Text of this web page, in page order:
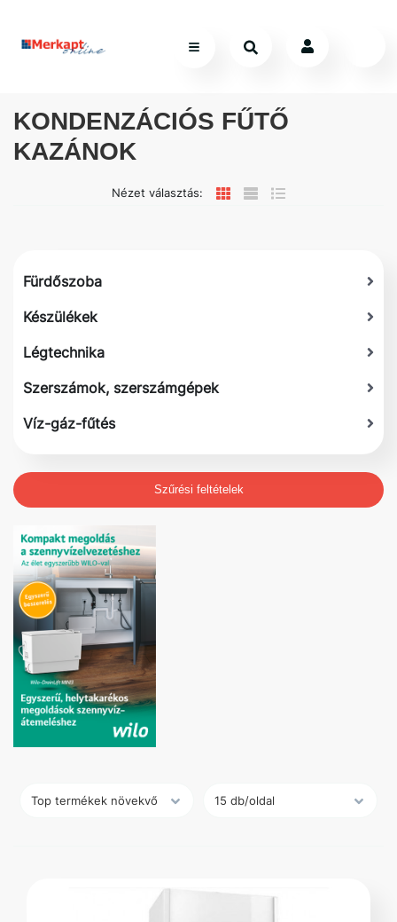
KONDENZÁCIÓS FŰTŐ
KAZÁNOK
Nézet választás:
Fürdőszoba
Készülékek
Légtechnika
Szerszámok, szerszámgépek
Víz-gáz-fűtés
Szűrési feltételek